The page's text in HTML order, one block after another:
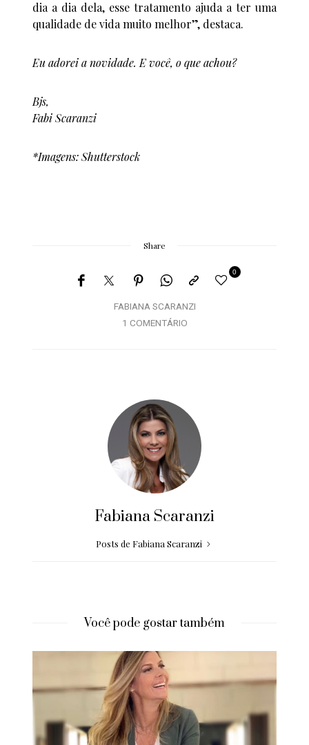
dia a dia dela, esse tratamento ajuda a ter uma
qualidade de vida muito melhor”, destaca.
Eu adorei a novidade. E você, o que achou?
Bjs,
Fabi Scaranzi
*Imagens: Shutterstock
Share
FABIANA SCARANZI
0
1 COMENTÁRIO
Fabiana Scaranzi
Posts de Fabiana Scaranzi
Você pode gostar também